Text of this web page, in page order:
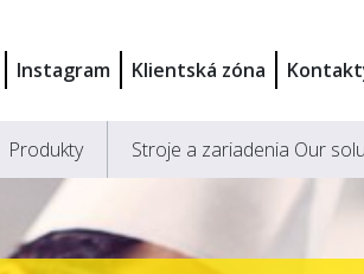
Instagram Klientská zóna
Produkty Stroje a zariadenia Our